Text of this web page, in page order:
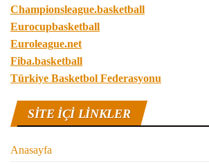
Championsleague.basketball
Eurocupbasketball
Euroleague.net
Fiba.basketball
Türkiye Basketbol Federasyonu
SITE IÇI LINKLER
Anasayfa